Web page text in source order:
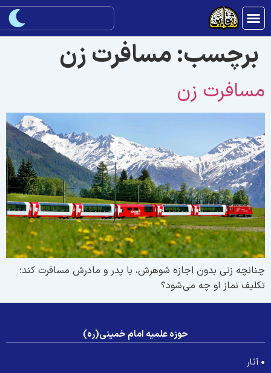
برچسب:مسافرت زن
زن
زنى بدون اجازه شوهرش، با پدر و مادرش مسافرت كند؛
نماز او چه مى شود؟
حوزه علمیه امام خمینی(ره)
آثار